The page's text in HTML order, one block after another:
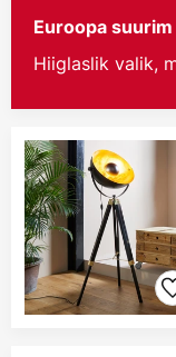
Euroopa
Hiiglaslik valik,